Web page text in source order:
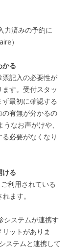
力済みの予約に
）
かる
記入の必要性が
す。受付スタッ
最初に確認する
有無が分かるの
なお声がけや、
必要がなくなり
ける
利用されている
ます。
システムが連携す
ットがありま
ステムと連携して